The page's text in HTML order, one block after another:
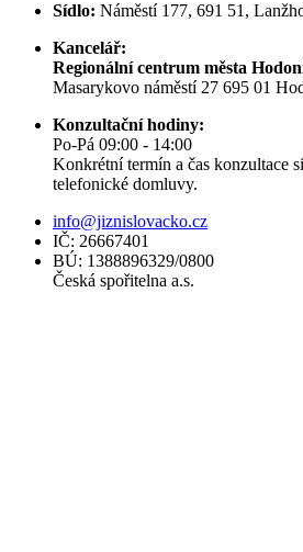
Sídlo: Náměstí 177, 691 51,
Kancelář:
Regionální centrum města
Masarykovo náměstí 27 695 01
Konzultační hodiny:
Po-Pá 09:00 - 14:00
Konkrétní termín a čas konzultace
telefonické domluvy.
info@jiznislovacko.cz
IČ: 26667401
BÚ: 1388896329/0800
Česká spořitelna a.s.